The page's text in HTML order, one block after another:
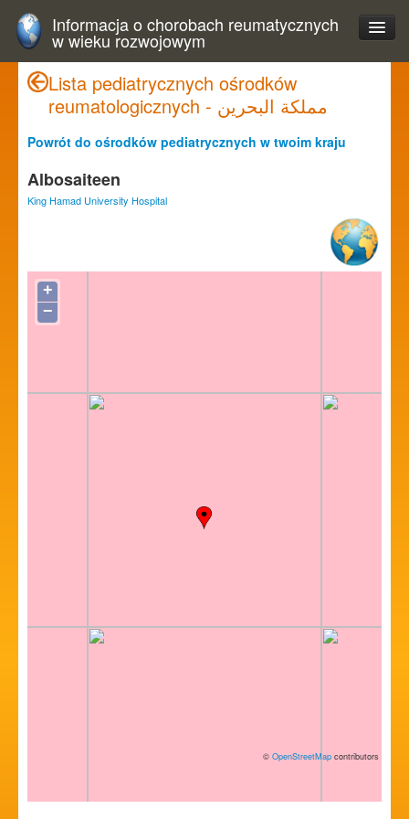
Informacja o chorobach reumatycznych
w wieku rozwojowym
Lista pediatrycznych ośrodków
reumatologicznych - مملكة البحرين
Powrót do ośrodków pediatrycznych w twoim kraju
Albosaiteen
King Hamad University Hospital
+
−
© OpenStreetMap contributors